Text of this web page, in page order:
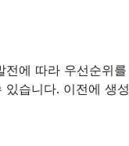
에 따라 우선순위
습니다. 이전에 생